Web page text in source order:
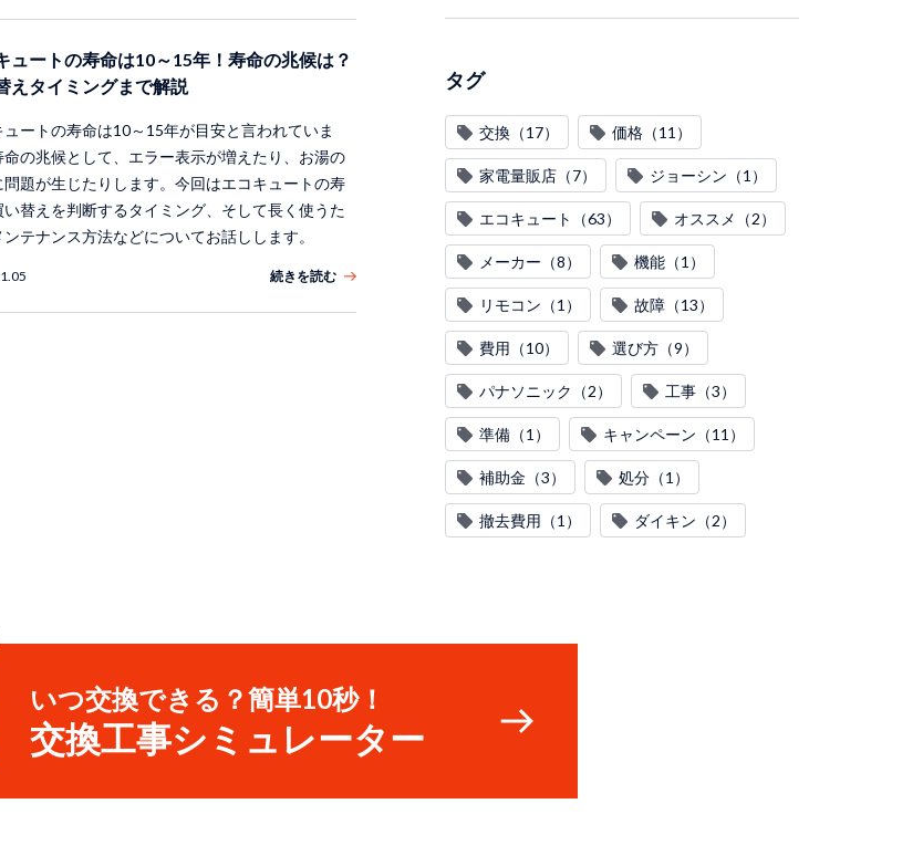
ュートの寿命は10～15年！寿命の兆候は？
えタイミングまで解説
ュートの寿命は10～15年が目安と言われていま
命の兆候として、エラー表示が増えたり、お湯の
問題が生じたりします。今回はエコキュートの寿
い替えを判断するタイミング、そして長く使うた
テナンス方法などについてお話しします。
続きを読む
タグ
交換（17） 価格（11）
家電量販店（7） ジョーシン（1）
エコキュート（63） オススメ（2）
メーカー（8） 機能（1）
リモコン（1） 故障（13）
費用（10） 選び方（9）
パナソニック（2） 工事（3）
準備（1） キャンペーン（11）
補助金（3） 処分（1）
撤去費用（1） ダイキン（2）
いつ交換できる？簡単10秒！
交換工事シミュレーター